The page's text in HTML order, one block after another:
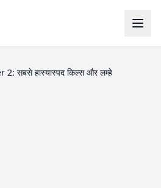
सबसे हास्यास्पद किल्स और लम्हे